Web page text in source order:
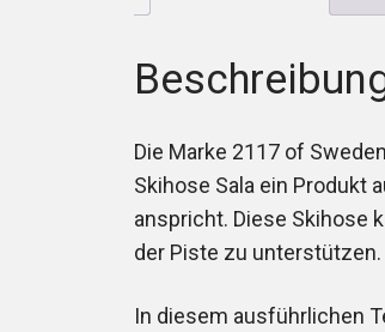
Die Marke 2117 of
Skihose Sala ein Produkt
anspricht. Diese Skihose
der Piste zu unterstützen.
In diesem ausführlichen